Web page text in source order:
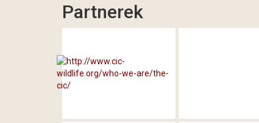
Partnerek